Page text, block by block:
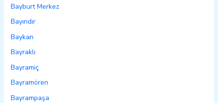
Bayburt Merkez
Bayındır
Baykan
Bayraklı
Bayramiç
Bayramören
Bayrampaşa